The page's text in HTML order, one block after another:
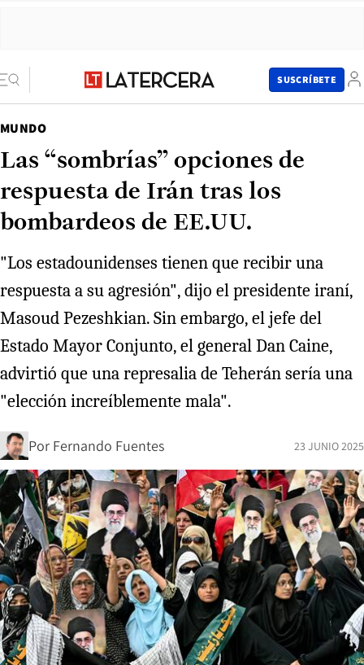
SUSCRÍBETE
MUNDO
Las “sombrías” opciones de
respuesta de Irán tras los
bombardeos de EE.UU.
"Los estadounidenses tienen que recibir una
respuesta a su agresión", dijo el presidente iraní,
Masoud Pezeshkian. Sin embargo, el jefe del
Estado Mayor Conjunto, el general Dan Caine,
advirtió que una represalia de Teherán sería una
"elección increíblemente mala".
Por Fernando Fuentes 23 JUNIO 2025